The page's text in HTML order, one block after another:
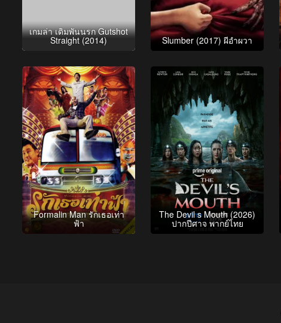
เกมล่า เดิมพันนรก Gutshot
Straight (2014) Slumber (2017) ผีอำผวา
Formalin Man รักเธอเท่า
ฟ้า
The Devil s Mouth (2026)
ปากปีศาจ พากย์ไทย